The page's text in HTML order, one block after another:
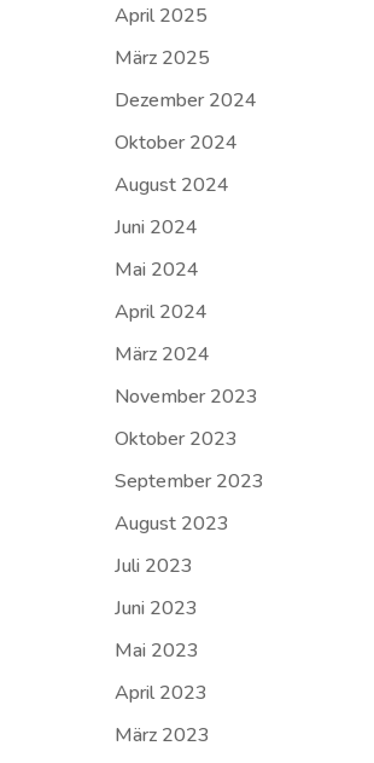
April 2025
März 2025
Dezember 2024
Oktober 2024
August 2024
Juni 2024
Mai 2024
April 2024
März 2024
November 2023
Oktober 2023
September 2023
August 2023
Juli 2023
Juni 2023
Mai 2023
April 2023
März 2023